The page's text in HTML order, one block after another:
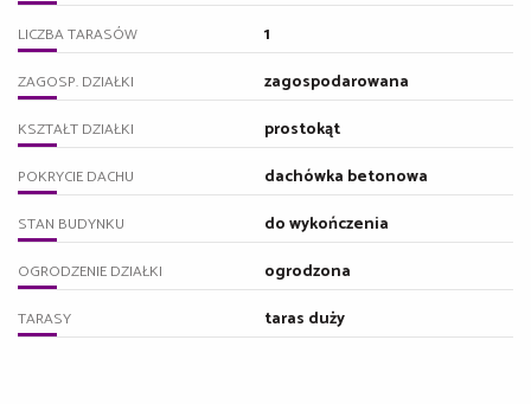
LICZBA TARASÓW 1
ZAGOSP. DZIAŁKI zagospodarowana
KSZTAŁT DZIAŁKI prostokąt
POKRYCIE DACHU dachówka betonowa
STAN BUDYNKU do wykończenia
OGRODZENIE DZIAŁKI ogrodzona
TARASY taras duży